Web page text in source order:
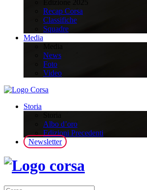
Recap Corsa
Classifiche
Squadre
Media
News
Foto
Video
Storia
Albo d’oro
Edizioni Precedenti
Newsletter